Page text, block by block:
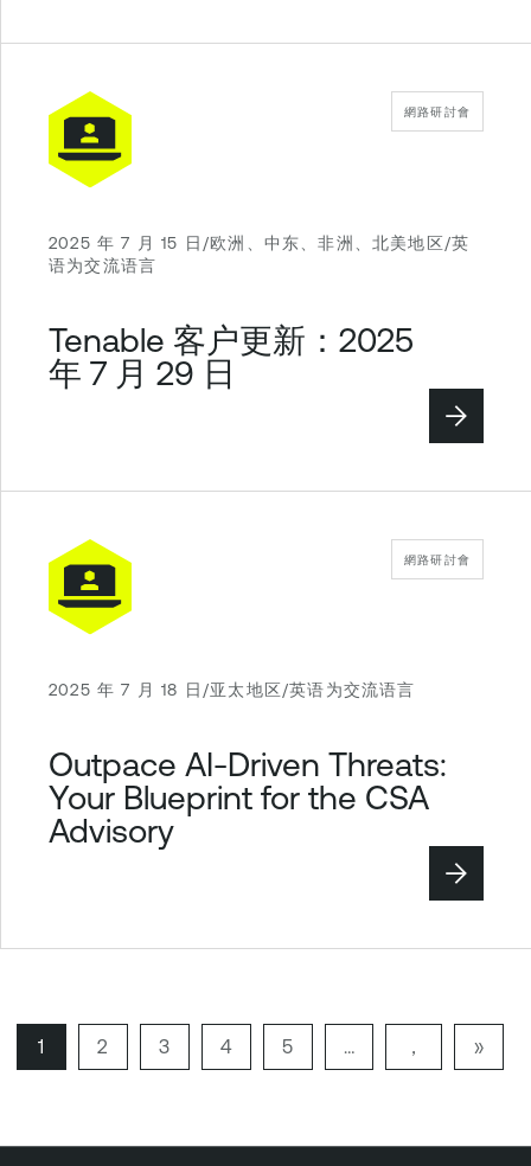
網路研討會
2025 年 7 月 15 日/欧洲、中东、非洲、北美地区/英
语为交流语言
Tenable 客户更新：2025
年 7 月 29 日
網路研討會
2025 年 7 月 18 日/亚太地区/英语为交流语言
Outpace AI-Driven Threats:
Your Blueprint for the CSA
Advisory
頁
碼
1
頁
碼
2
頁
碼
3
頁
碼
4
頁
碼
5 …
下
一
，
最
後
»